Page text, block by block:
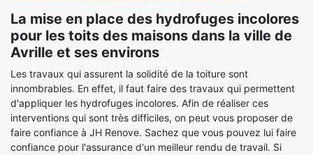
La mise en place des hydrofuges incolores
pour les toits des maisons dans la ville de
Avrille et ses environs
Les travaux qui assurent la solidité de la toiture sont
innombrables. En effet, il faut faire des travaux qui permettent
d'appliquer les hydrofuges incolores. Afin de réaliser ces
interventions qui sont très difficiles, on peut vous proposer de
faire confiance à JH Renove. Sachez que vous pouvez lui faire
confiance pour l'assurance d'un meilleur rendu de travail. Si